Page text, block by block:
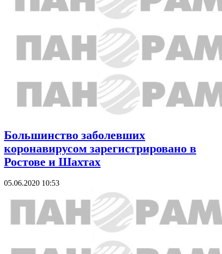
Большинство заболевших
коронавирусом зарегистрировано в
Ростове и Шахтах
05.06.2020 10:53